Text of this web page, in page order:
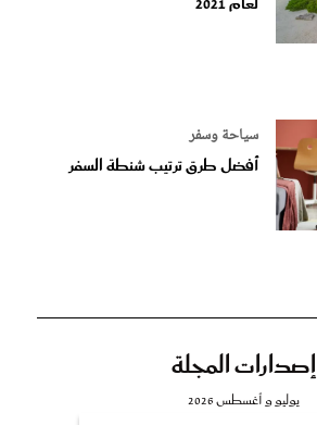
سياحة وسفر
أفضل طرق ترتيب شنطة السفر
إصدارات المجلة
يوليو و أغسطس 2026